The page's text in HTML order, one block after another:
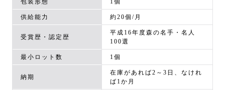
包装形態 1個
供給能力 約20個/月
受賞歴・認定歴
平成16年度森の名手・名人
100選
最小ロット数 1個
納期
在庫があれば2～3日、なけれ
ば1か月